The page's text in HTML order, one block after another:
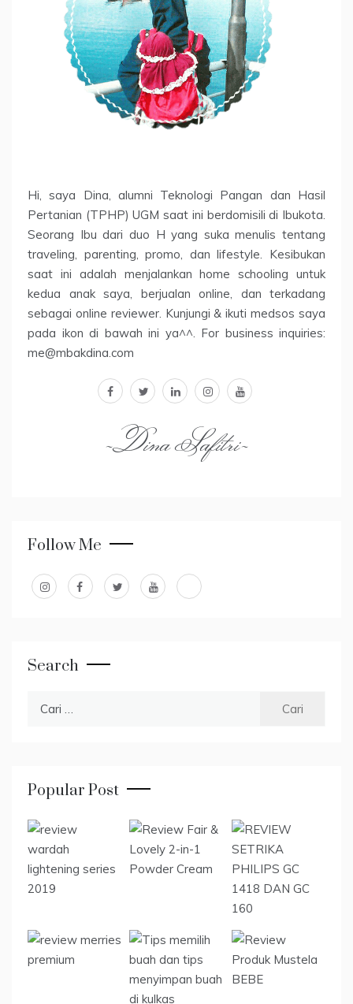
Hi, saya Dina, alumni Teknologi Pangan dan Hasil
Pertanian (TPHP) UGM saat ini berdomisili di Ibukota.
Seorang Ibu dari duo H yang suka menulis tentang
traveling, parenting, promo, dan lifestyle. Kesibukan
saat ini adalah menjalankan home schooling untuk
kedua anak saya, berjualan online, dan terkadang
sebagai online reviewer. Kunjungi & ikuti medsos saya
pada ikon di bawah ini ya^^. For business inquiries:
me@mbakdina.com
facebooktwitterlinkedininstagram
youtube
~Dina Safitri~
Follow Me
Search
Popular Post